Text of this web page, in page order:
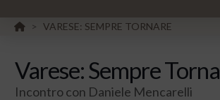
HOME
> VARESE: SEMPRE TORNARE
Varese: Sempre
Incontro con Daniele Mencarelli